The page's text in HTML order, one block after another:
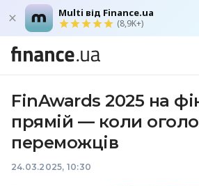
Multi від Finance.ua
(8,9K+)
FinAwards 2025 на
прямій — коли
переможців
24.03.2025, 10:30